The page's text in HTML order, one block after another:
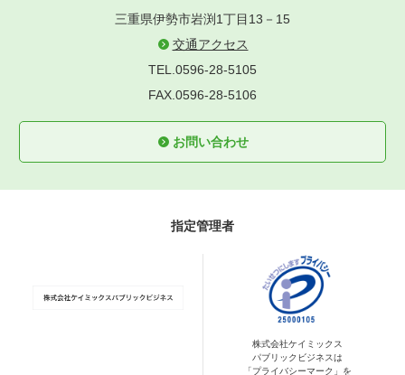
三重県伊勢市岩渕1丁目13－15
交通アクセス
TEL.0596-28-5105
FAX.0596-28-5106
お問い合わせ
指定管理者
株式会社ケイミックス
パブリックビジネスは
「プライバシーマーク」を